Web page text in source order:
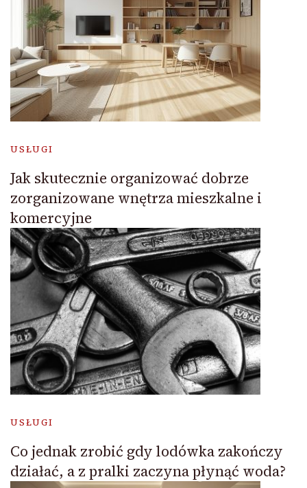
USŁUGI
Jak skutecznie organizować dobrze
zorganizowane wnętrza mieszkalne i
komercyjne
USŁUGI
Co jednak zrobić gdy lodówka zakończy
działać, a z pralki zaczyna płynąć woda?